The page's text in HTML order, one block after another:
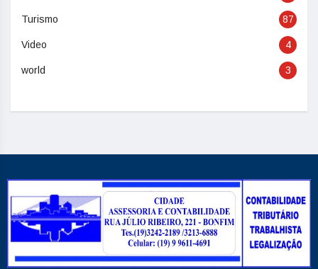
Turismo 87
Video 4
world 3